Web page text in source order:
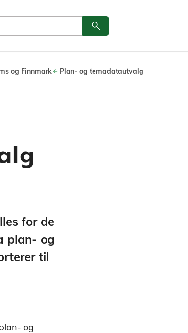
Søk
search
og Finnmark Plan- og temadatautvalg
for de
plan- og
til
og